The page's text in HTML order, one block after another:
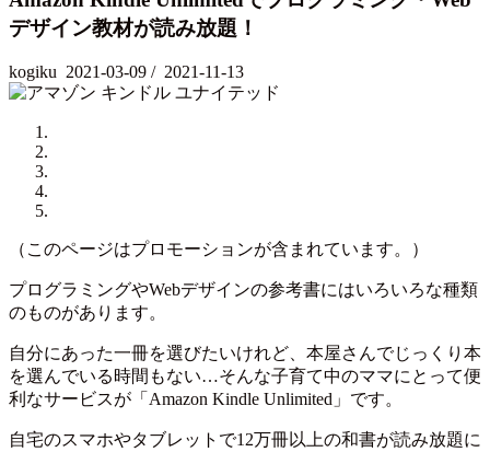
デザイン教材が読み放題！
kogiku 2021-03-09 / 2021-11-13
（このページはプロモーションが含まれています。）
プログラミングやWebデザインの参考書にはいろいろな種類
のものがあります。
自分にあった一冊を選びたいけれど、本屋さんでじっくり本
を選んでいる時間もない…そんな子育て中のママにとって便
利なサービスが「Amazon Kindle Unlimited」です。
自宅のスマホやタブレットで12万冊以上の和書が読み放題に